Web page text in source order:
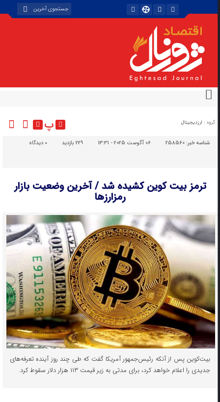
گروه : ارزدیجیتال پ
شناسه خبر:258560 06 آگوست 2025 - 13:31 229 بازدید دیدگاه
ترمز بیت کوین کشیده شد / آخرین وضعیت بازار
رمزارز‌ها
بیت‌کوین پس از آنکه رئیس‌جمهور آمریکا گفت که طی چند روز آینده تعرفه‌های
جدیدی را اعلام خواهد کرد، برای مدتی به زیر قیمت ۱۱۳ هزار دلار سقوط کرد.